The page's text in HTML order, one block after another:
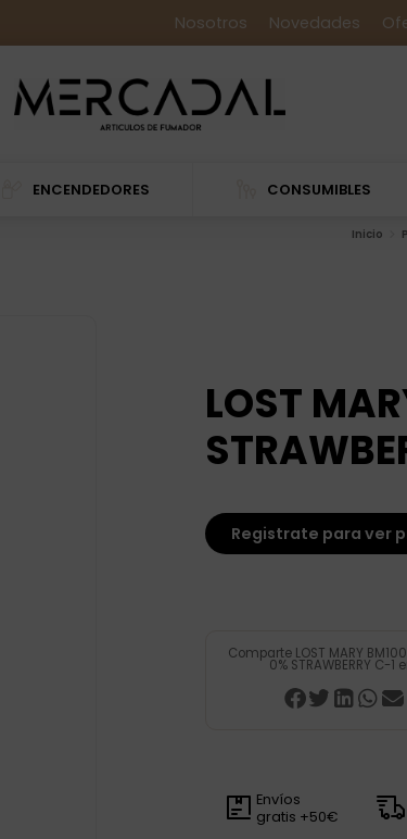
Nosotros Novedades
ENCENDEDORES CONSUMIBLES
Inicio
LOST
Registrate para ver
Comparte LOST MARY
0% STRAWBERRY C-1
Envíos
gratis +50€